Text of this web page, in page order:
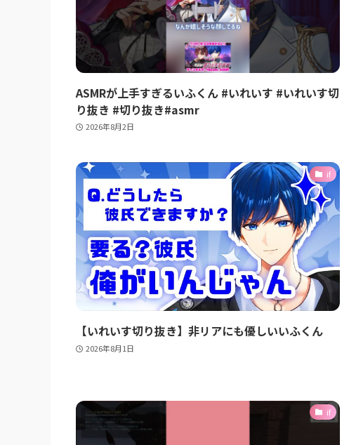
ASMRが上手すぎるいふくん #いれいす #いれいす切
り抜き #切り抜き#asmr
2026年8月2日
if
【いれいす切り抜き】非リアにも優しいいふくん
2026年8月1日
if